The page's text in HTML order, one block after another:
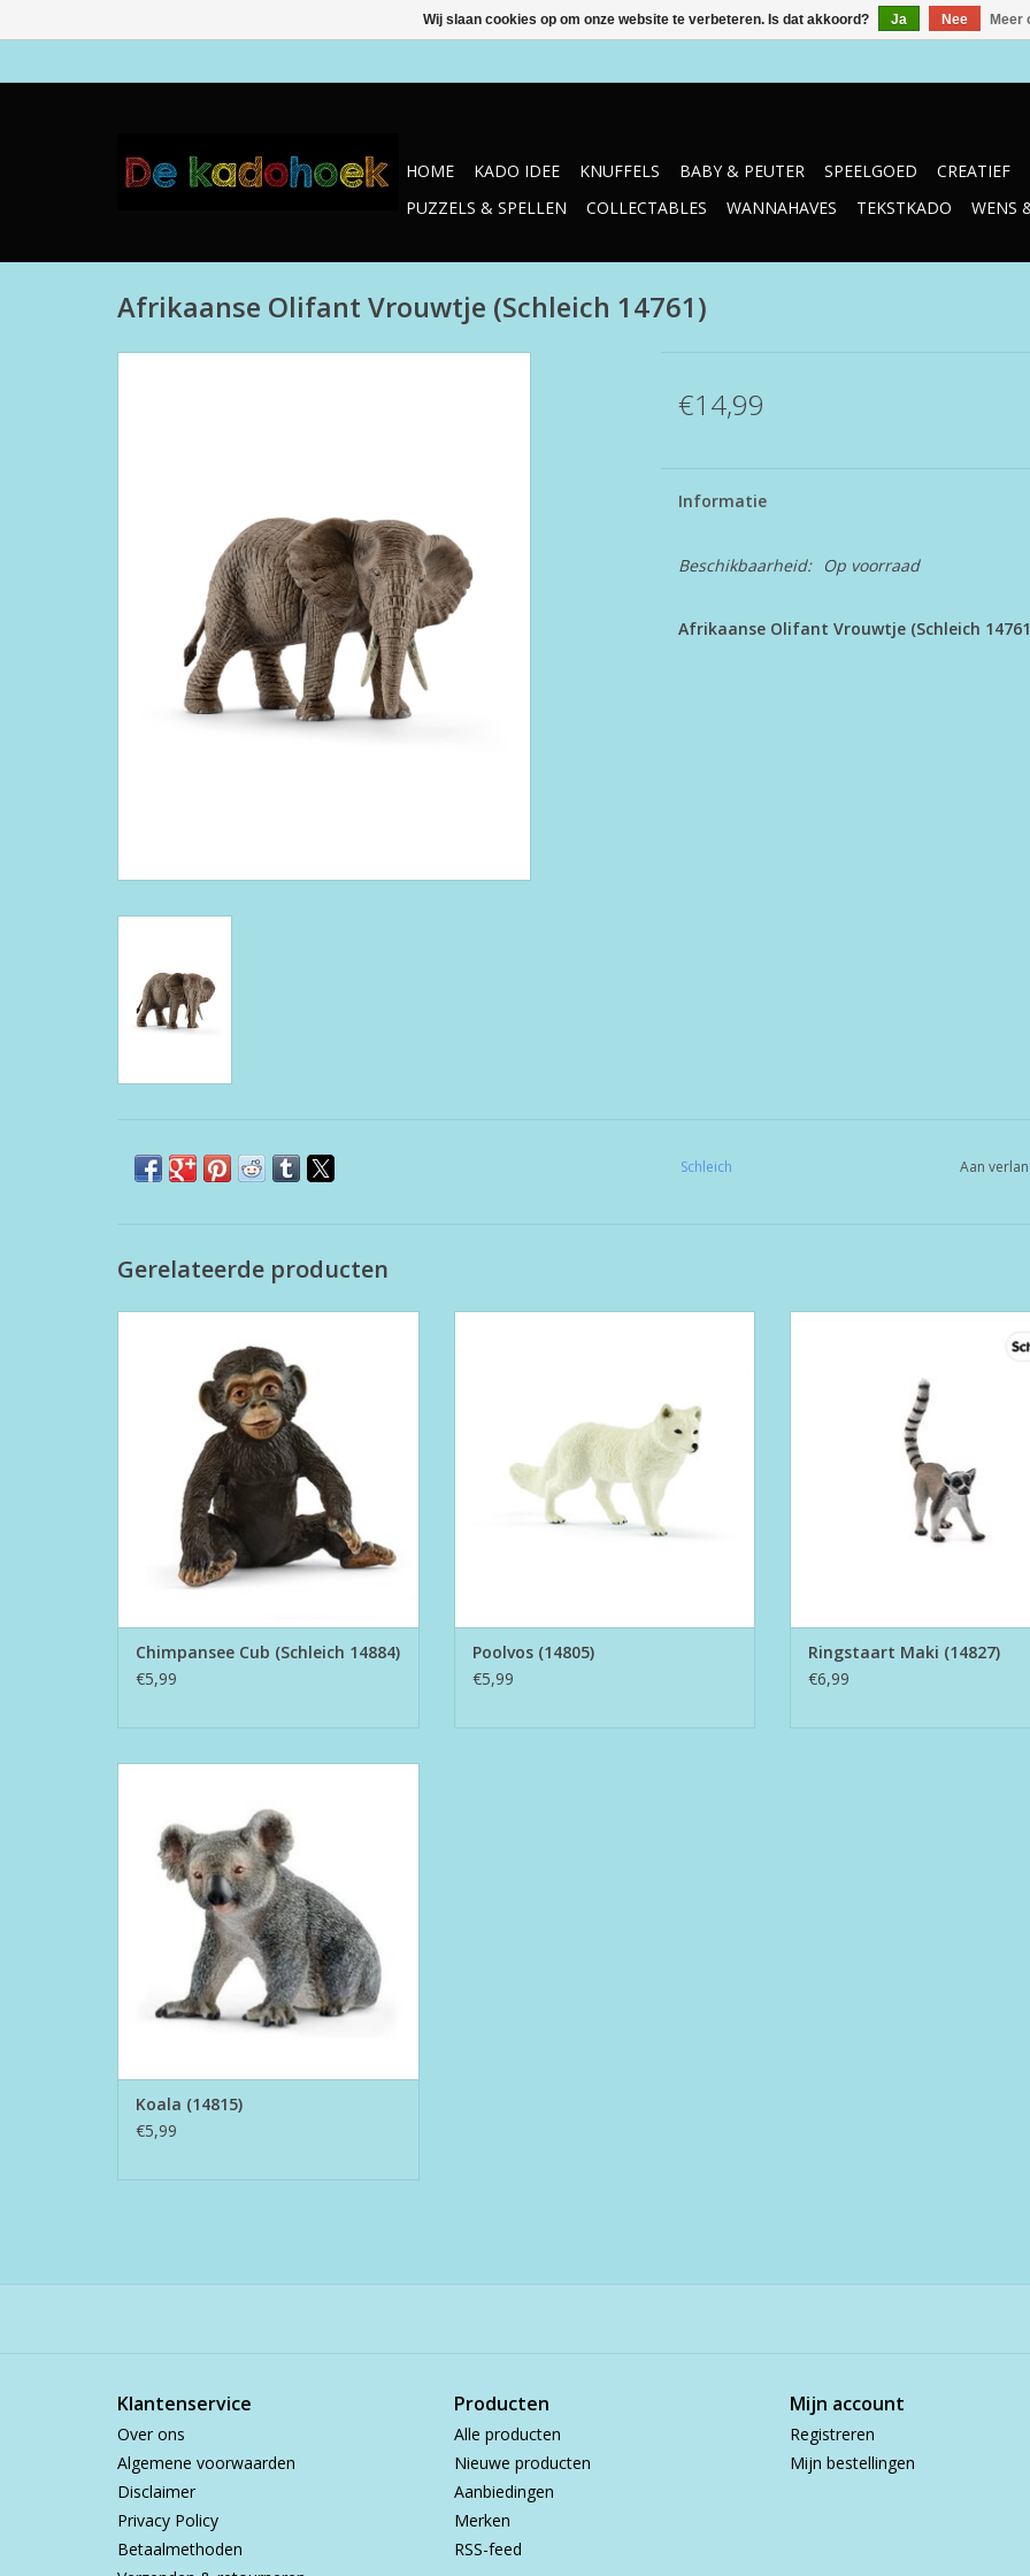
HOME KADO IDEE KNUFFELS BABY & PEUTER SPEELGOED
CREATIEF
PUZZELS & SPELLEN
COLLECTABLES WANNAHAVES TEKSTKADO WENS
Afrikaanse Olifant Vrouwtje (Schleich 14761)
€14,99
Informatie
Beschikbaarheid: Op voorraad
Afrikaanse Olifant Vrouwtje (Schleich
Schleich Aan
Gerelateerde producten
TOEVOEGEN AAN WINKELWAGEN
Chimpansee Cub (Schleich 14884)
€5,99
Poolvos (14805)
€5,99
TOEVOEGEN AAN
Ringstaart Maki (14827)
€6,99
TOEVOEGEN AAN WINKELWAGEN
Koala (14815)
€5,99
Klantenservice
Over ons
Algemene voorwaarden
Disclaimer
Privacy Policy
Betaalmethoden
Producten
Alle producten
Nieuwe producten
Aanbiedingen
Merken
RSS-feed
Mijn account
Registreren
Mijn bestellingen
Wij slaan cookies op om onze website te verbeteren. Is dat akkoord? Ja Nee Meer